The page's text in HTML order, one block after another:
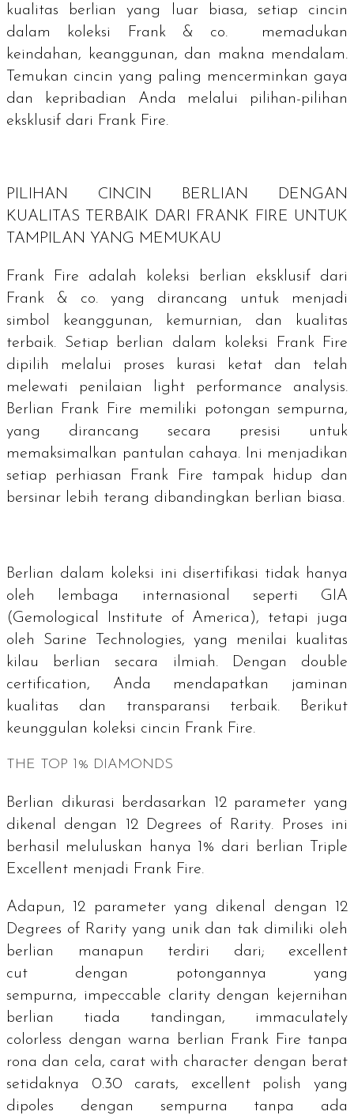
kualitas berlian yang luar biasa, setiap cincin
dalam koleksi Frank & co. memadukan
keindahan, keanggunan, dan makna mendalam.
Temukan cincin yang paling mencerminkan gaya
dan kepribadian Anda melalui pilihan-pilihan
eksklusif dari Frank Fire.
PILIHAN CINCIN BERLIAN DENGAN
KUALITAS TERBAIK DARI FRANK FIRE UNTUK
TAMPILAN YANG MEMUKAU
Frank Fire adalah koleksi berlian eksklusif dari
Frank & co. yang dirancang untuk menjadi
simbol keanggunan, kemurnian, dan kualitas
terbaik. Setiap berlian dalam koleksi Frank Fire
dipilih melalui proses kurasi ketat dan telah
melewati penilaian
light performance analysis.
Berlian Frank Fire memiliki potongan sempurna,
yang dirancang secara presisi untuk
memaksimalkan pantulan cahaya. Ini menjadikan
setiap perhiasan Frank Fire tampak hidup dan
bersinar lebih terang dibandingkan berlian biasa.
Berlian dalam koleksi ini disertifikasi tidak hanya
oleh lembaga internasional seperti GIA
(Gemological Institute of America), tetapi juga
oleh Sarine Technologies, yang menilai kualitas
kilau berlian secara ilmiah. Dengan double
certification, Anda mendapatkan jaminan
kualitas dan transparansi terbaik. Berikut
keunggulan koleksi cincin Frank Fire.
THE TOP 1% DIAMONDS
Berlian dikurasi berdasarkan 12 parameter yang
dikenal dengan
12 Degrees of Rarity. Proses ini
berhasil meluluskan hanya 1% dari berlian
Triple
Excellent menjadi Frank Fire.
Adapun, 12 parameter yang dikenal dengan 12
Degrees of Rarityyang unik dan tak dimiliki oleh
berlian manapun terdiri dari; excellent
cut dengan potongannya yang
sempurna, impeccable clarity dengan kejernihan
berlian tiada tandingan, immaculately
colorless dengan warna berlian Frank Fire tanpa
rona dan cela, carat with character dengan berat
setidaknya 0.30 carats, excellent polishyang
dipoles dengan sempurna tanpa ada